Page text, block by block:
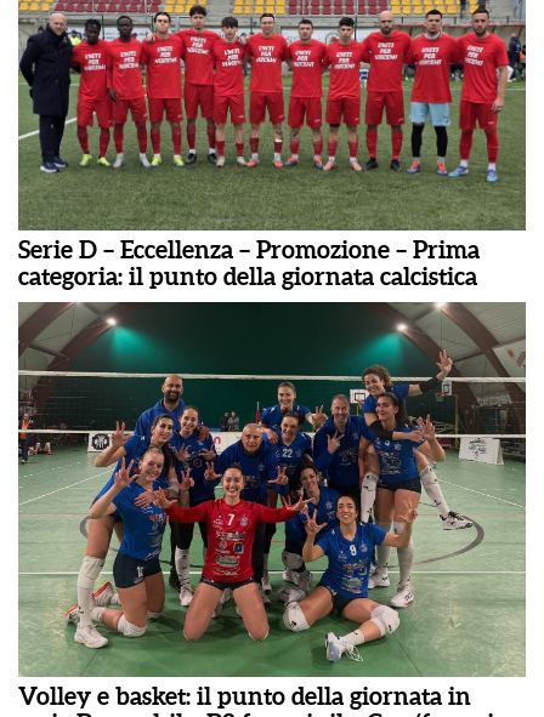
Serie D – Eccellenza – Promozione – Prima
categoria: il punto della giornata calcistica
Volley e basket: il punto della giornata in